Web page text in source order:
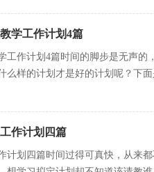
学工作计划4篇
工作计划4篇时间的脚步是无声
么样的计划才是好的计划呢？下
作计划四篇
计划四篇时间过得可真快，从来